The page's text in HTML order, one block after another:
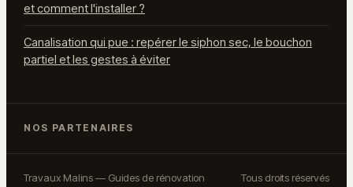
et comment l'installer ?
Canalisation qui pue : repérer le siphon sec, le bouchon
partiel et les gestes à éviter
NOS PARTENAIRES
Travaux Malins — Guides de rénovation Tous droits réservés